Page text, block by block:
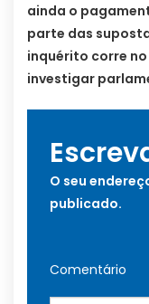
ainda o
parte das
inquérito corre no
investigar
O seu
publicado.
Comentário